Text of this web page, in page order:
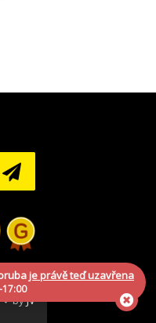
❤ byJV
je právě teď uzavřena
17:00